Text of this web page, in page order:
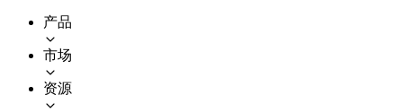
产品
市场
资源